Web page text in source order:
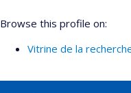
Browse this profile on:
Vitrine de la